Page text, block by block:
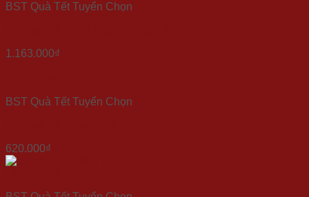
BST Quà Tết Tuyển Chọn
1.163.000₫
BST Quà Tết Tuyển Chọn
620.000₫